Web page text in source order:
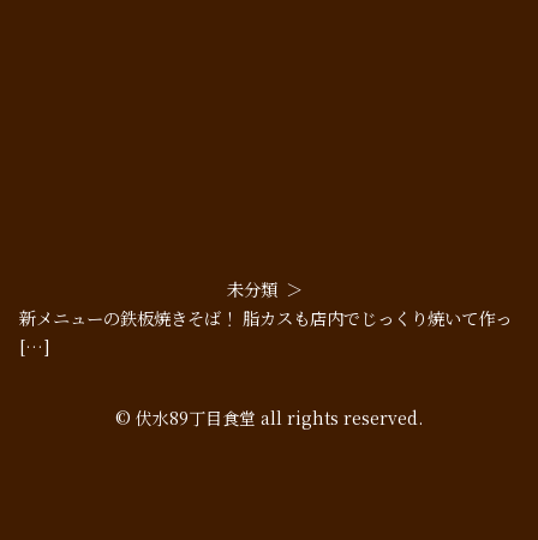
未分類
新メニューの鉄板焼きそば！ 脂カスも店内でじっくり焼いて作っ
[…]
© 伏水89丁目食堂 all rights reserved.